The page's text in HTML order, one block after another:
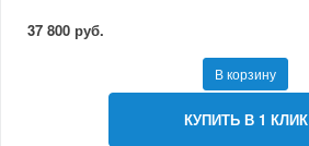
37 800 руб.
В корзину
КУПИТЬ В 1 КЛИК